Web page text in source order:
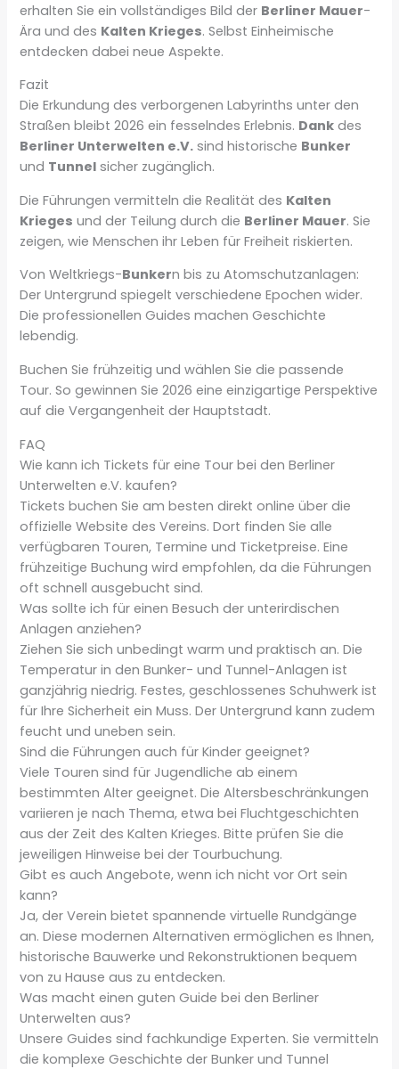
erhalten Sie ein vollständiges Bild der Berliner Mauer-
Ära und des Kalten Krieges. Selbst Einheimische
entdecken dabei neue Aspekte.
Fazit
Die Erkundung des verborgenen Labyrinths unter den
Straßen bleibt 2026 ein fesselndes Erlebnis. Dank des
Berliner Unterwelten e.V. sind historische Bunker
und Tunnel sicher zugänglich.
Die Führungen vermitteln die Realität des Kalten
Krieges und der Teilung durch die Berliner Mauer. Sie
zeigen, wie Menschen ihr Leben für Freiheit riskierten.
Von Weltkriegs-Bunkern bis zu Atomschutzanlagen:
Der Untergrund spiegelt verschiedene Epochen wider.
Die professionellen Guides machen Geschichte
lebendig.
Buchen Sie frühzeitig und wählen Sie die passende
Tour. So gewinnen Sie 2026 eine einzigartige Perspektive
auf die Vergangenheit der Hauptstadt.
FAQ
Wie kann ich Tickets für eine Tour bei den Berliner
Unterwelten e.V. kaufen?
Tickets buchen Sie am besten direkt online über die
offizielle Website des Vereins. Dort finden Sie alle
verfügbaren Touren, Termine und Ticketpreise. Eine
frühzeitige Buchung wird empfohlen, da die Führungen
oft schnell ausgebucht sind.
Was sollte ich für einen Besuch der unterirdischen
Anlagen anziehen?
Ziehen Sie sich unbedingt warm und praktisch an. Die
Temperatur in den Bunker- und Tunnel-Anlagen ist
ganzjährig niedrig. Festes, geschlossenes Schuhwerk ist
für Ihre Sicherheit ein Muss. Der Untergrund kann zudem
feucht und uneben sein.
Sind die Führungen auch für Kinder geeignet?
Viele Touren sind für Jugendliche ab einem
bestimmten Alter geeignet. Die Altersbeschränkungen
variieren je nach Thema, etwa bei Fluchtgeschichten
aus der Zeit des Kalten Krieges. Bitte prüfen Sie die
jeweiligen Hinweise bei der Tourbuchung.
Gibt es auch Angebote, wenn ich nicht vor Ort sein
kann?
Ja, der Verein bietet spannende virtuelle Rundgänge
an. Diese modernen Alternativen ermöglichen es Ihnen,
historische Bauwerke und Rekonstruktionen bequem
von zu Hause aus zu entdecken.
Was macht einen guten Guide bei den Berliner
Unterwelten aus?
Unsere Guides sind fachkundige Experten. Sie vermitteln
die komplexe Geschichte der Bunker und Tunnel